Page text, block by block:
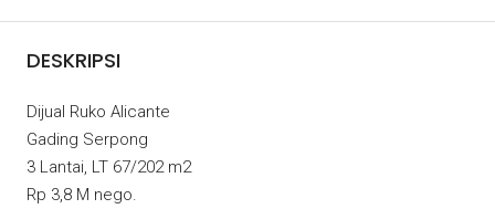
DESKRIPSI
Dijual Ruko Alicante
Gading Serpong
3 Lantai, LT 67/202 m2
Rp 3,8 M nego.